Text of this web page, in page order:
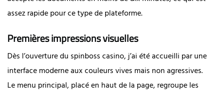
assez rapide pour ce type de plateforme.
Premières impressions visuelles
Dès l’ouverture du spinboss casino, j’ai été accueilli par une
interface moderne aux couleurs vives mais non agressives.
Le menu principal, placé en haut de la page, regroupe les